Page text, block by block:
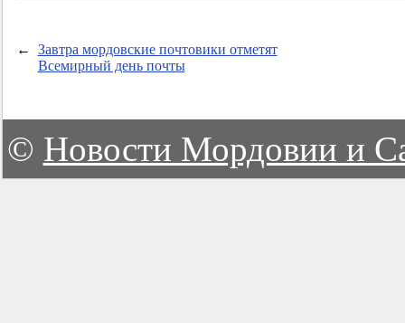
←
Завтра мордовские почтовики отметят
Всемирный день почты
© Новости Мордовии и